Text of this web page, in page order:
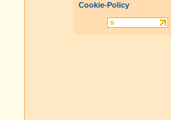
Cookie-Policy